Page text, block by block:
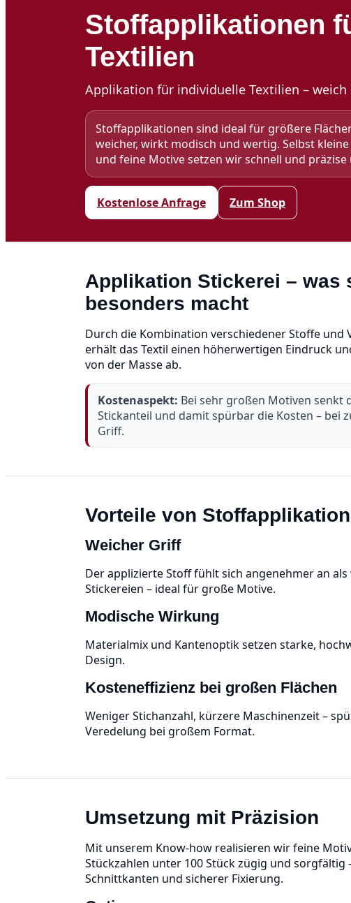
Stoffapplikationen
Textilien
Applikation für individuelle Textilien –
Stoffapplikationen sind ideal für größere
weicher, wirkt modisch und wertig. Selbst
und feine Motive setzen wir schnell und präzise
Kostenlose Anfrage Zum Shop
Applikation Stickerei – was
besonders macht
Durch die Kombination verschiedener Stoffe und
erhält das Textil einen höherwertigen Eindruck
von der Masse ab.
Kostenaspekt: Bei sehr großen Motiven senkt
Stickanteil und damit spürbar die Kosten – bei
Griff.
Vorteile von
Weicher Griff
Der applizierte Stoff fühlt sich angenehmer an
Stickereien – ideal für große Motive.
Modische Wirkung
Materialmix und Kantenoptik setzen starke,
Design.
Kosteneffizienz bei großen Flächen
Weniger Stichanzahl, kürzere Maschinenzeit –
Veredelung bei großem Format.
Umsetzung mit Präzision
Mit unserem Know‑how realisieren wir feine
Stückzahlen unter 100 Stück zügig und sorgfältig
Schnittkanten und sicherer Fixierung.